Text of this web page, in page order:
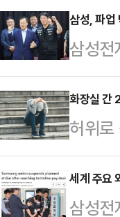
삼성, 파업
삼성
를 놓
점이었
이고,
않게
는
로 했
화장실 간
허위
형의
현권
1년을
세계 주요
삼성